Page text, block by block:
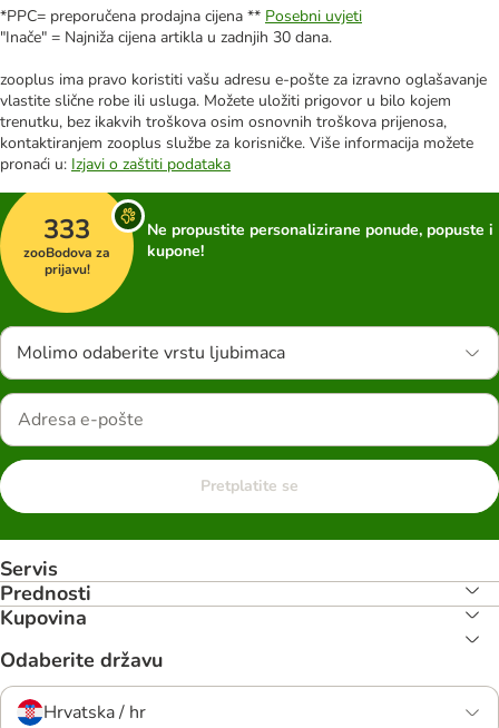
*PPC= preporučena prodajna cijena ** Posebni uvjeti
"Inače" = Najniža cijena artikla u zadnjih 30 dana.
zooplus ima pravo koristiti vašu adresu e-pošte za izravno oglašavanje
vlastite slične robe ili usluga. Možete uložiti prigovor u bilo kojem
trenutku, bez ikakvih troškova osim osnovnih troškova prijenosa,
kontaktiranjem zooplus službe za korisničke. Više informacija možete
pronaći u: Izjavi o zaštiti podataka
333
zooBodova za
prijavu!
Ne propustite personalizirane ponude, popuste i
kupone!
Molimo odaberite vrstu ljubimaca
Pretplatite se
Servis
Prednosti
Kupovina
Odaberite državu
Hrvatska / hr